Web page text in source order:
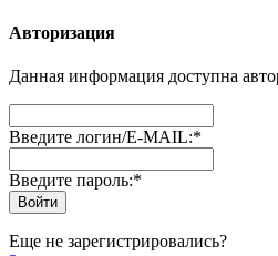
Авторизация
Данная информация доступна
Введите логин/E-MAIL:*
Введите пароль:*
Еще не зарегистрировались?